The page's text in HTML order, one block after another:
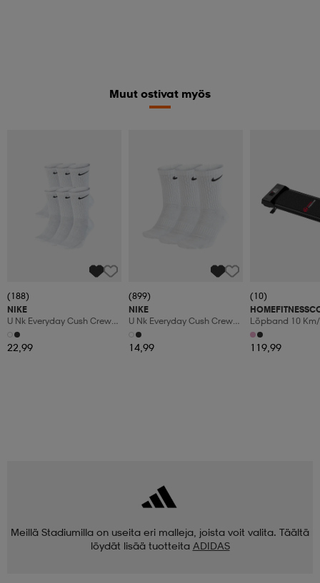
Muut ostivat myös
(188)
NIKE
U Nk Everyday Cush Crew
6pr-Bd
22,99
(899)
NIKE
U Nk Everyday Cush Crew
3pr
14,99
(10)
Löpband 10
Manuaalinen
Led-Display
119,99
Meillä Stadiumilla on useita eri malleja, joista voit valita. Täältä
löydät lisää tuotteita ADIDAS